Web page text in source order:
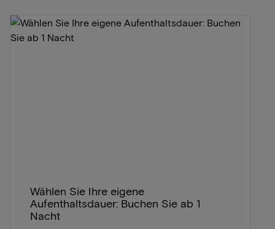
Wählen Sie Ihre eigene
Aufenthaltsdauer: Buchen Sie ab 1
Nacht